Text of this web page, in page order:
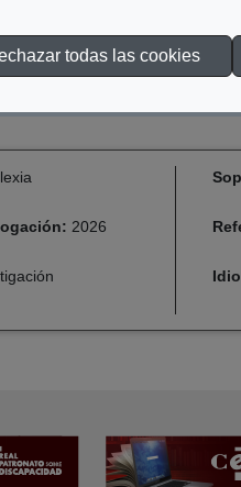
todas las cookies
2026